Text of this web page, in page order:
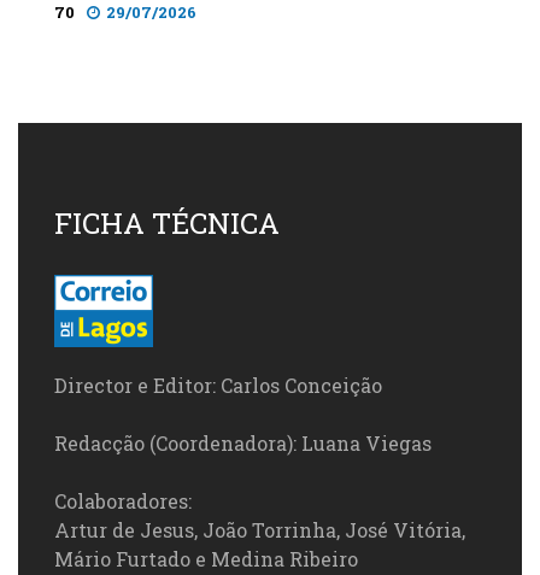
70 29/07/2026
FICHA TÉCNICA
Director e Editor: Carlos Conceição
Redacção (Coordenadora): Luana Viegas
Colaboradores:
Artur de Jesus, João Torrinha, José Vitória,
Mário Furtado e Medina Ribeiro